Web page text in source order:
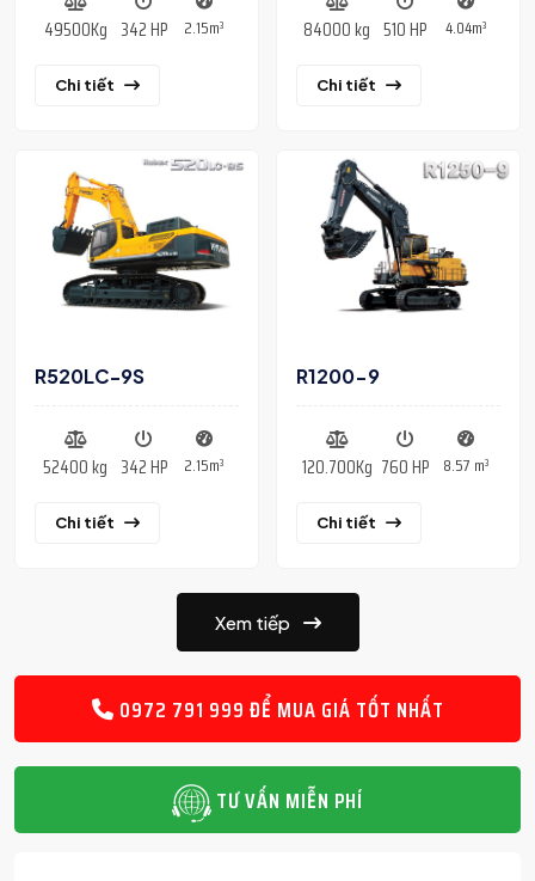
49500Kg 342 HP 2.15m³
Chi tiết
84000 kg 510 HP 4.04m³
Chi tiết
R520LC-9S
52400 kg 342 HP 2.15m³
Chi tiết
R1200-9
120.700Kg 760 HP 8.57 m³
Chi tiết
Xem tiếp
0972 791 999 ĐỂ MUA GIÁ TỐT NHẤT
TƯ VẤN MIỄN PHÍ